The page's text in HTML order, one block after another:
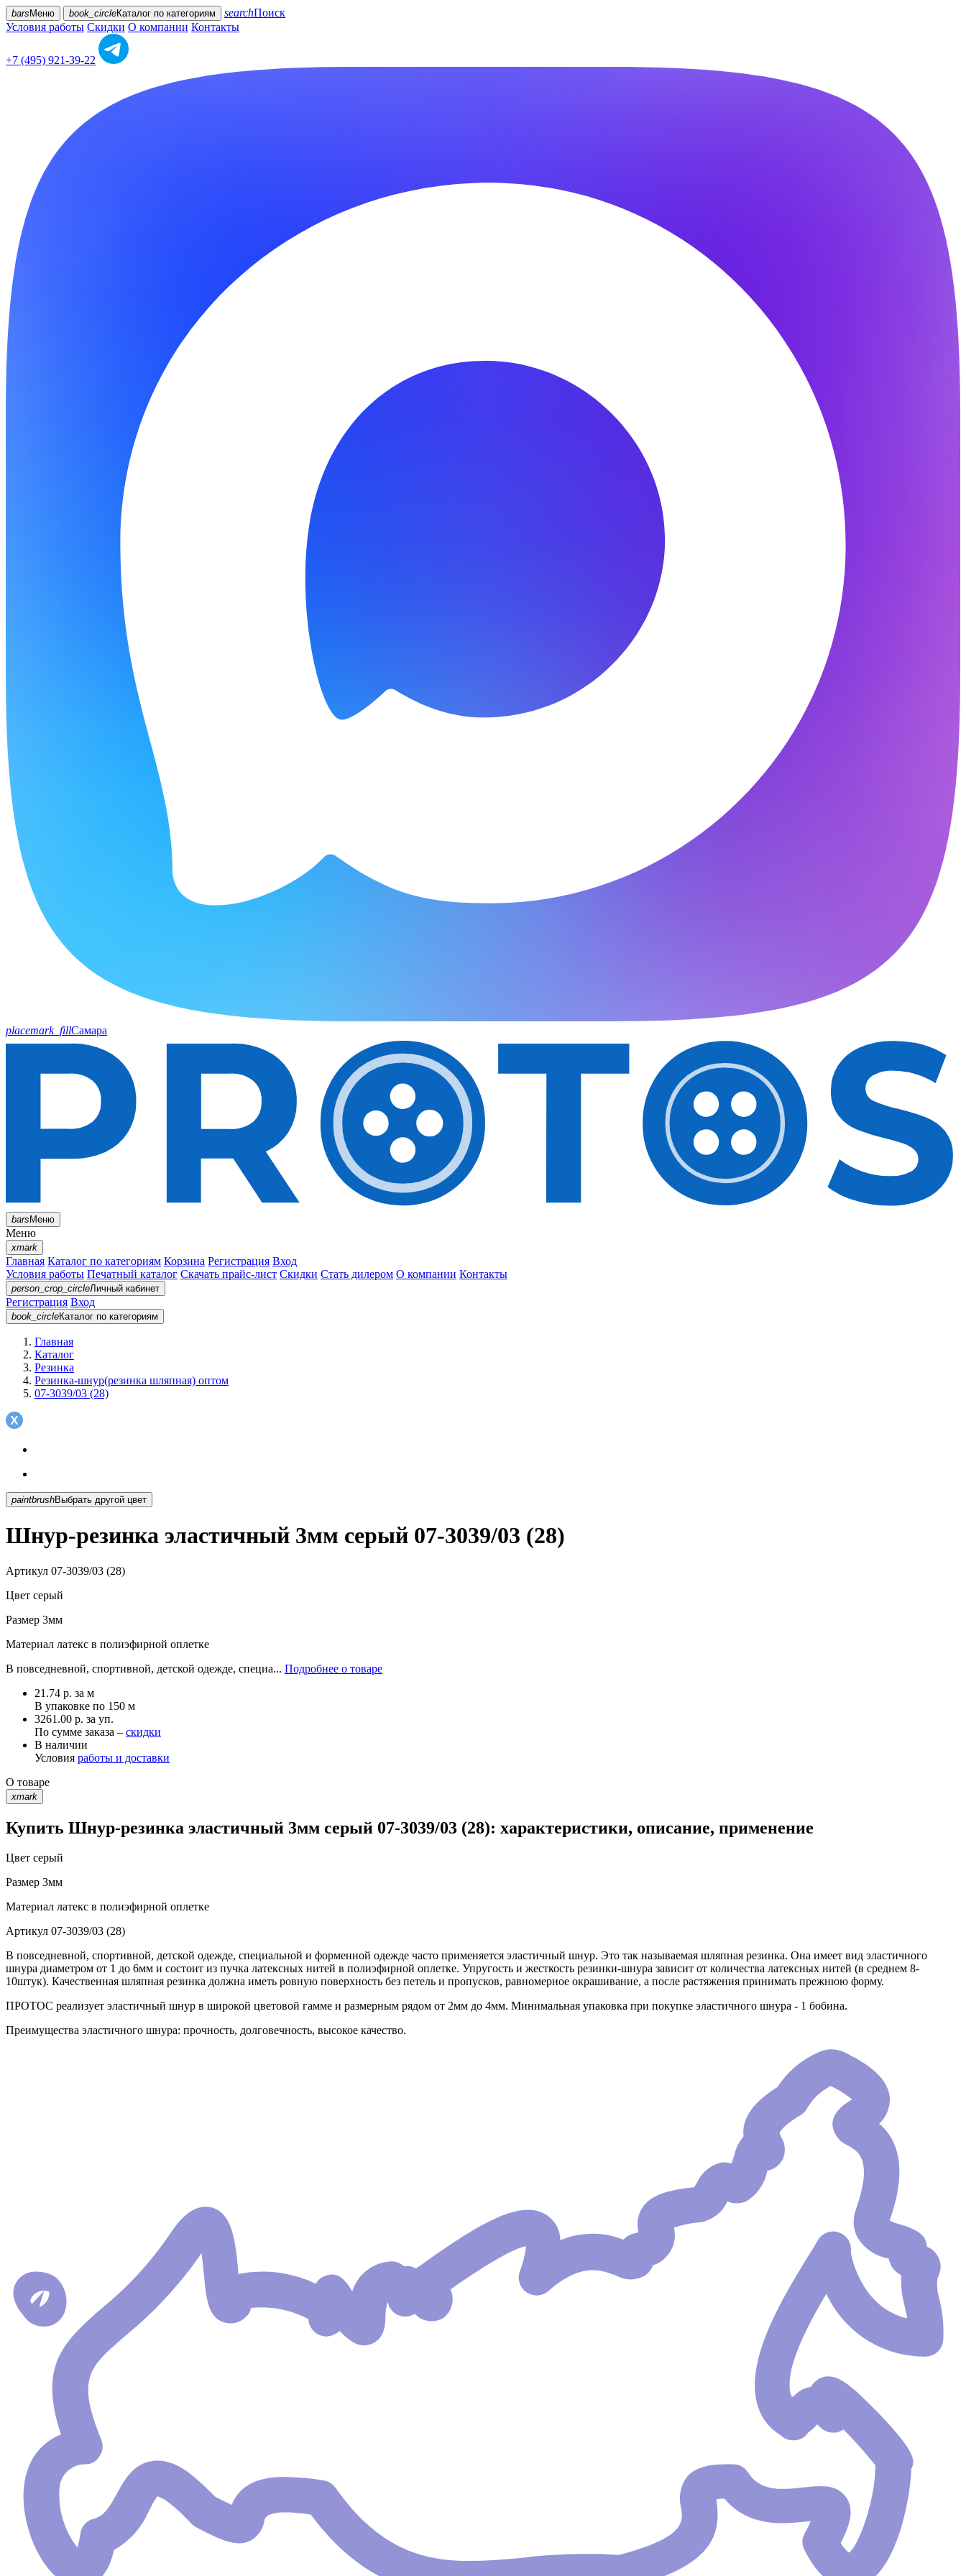
bars Меню book_circleКаталог по категориям searchПоиск
Условия работы Скидки О компании Контакты
+7 (495) 921-39-22
placemark_fillСамара
barsМеню
Меню
xmark
Главная Каталог по категориям Корзина Регистрация Вход
Условия работы Печатный каталог Скачать прайс-лист Скидки Стать дилером О компании Контакты
person_crop_circleЛичный кабинет
Регистрация Вход
book_circleКаталог по категориям
Главная
Каталог
Резинка
Резинка-шнур(резинка шляпная) оптом
07-3039/03 (28)
paintbrush Выбрать другой цвет
Шнур-резинка эластичный 3мм серый 07-3039/03 (28)
Артикул 07-3039/03 (28)
Цвет серый
Размер 3мм
Материал латекс в полиэфирной оплетке
В повседневной, спортивной, детской одежде, специа... Подробнее о товаре
21.74 р. за м
В упаковке по 150 м
3261.00 р. за уп.
По сумме заказа – скидки
В наличии
Условия работы и доставки
О товаре
xmark
Купить Шнур-резинка эластичный 3мм серый 07-3039/03 (28): характеристики, описание, применение
Цвет серый
Размер 3мм
Материал латекс в полиэфирной оплетке
Артикул 07-3039/03 (28)
В повседневной, спортивной, детской одежде, специальной и форменной одежде часто применяется эластичный шнур. Это так называемая шляпная резинка. Она имеет вид эластичного
шнура диаметром от 1 до 6мм и состоит из пучка латексных нитей в полиэфирной оплетке. Упругость и жесткость резинки-шнура зависит от количества латексных нитей (в среднем 8-
10штук). Качественная шляпная резинка должна иметь ровную поверхность без петель и пропусков, равномерное окрашивание, а после растяжения принимать прежнюю форму.
ПРОТОС реализует эластичный шнур в широкой цветовой гамме и размерным рядом от 2мм до 4мм. Минимальная упаковка при покупке эластичного шнура - 1 бобина.
Преимущества эластичного шнура: прочность, долговечность, высокое качество.